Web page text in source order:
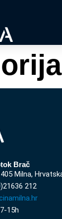
Brač
Milna,
212
15h